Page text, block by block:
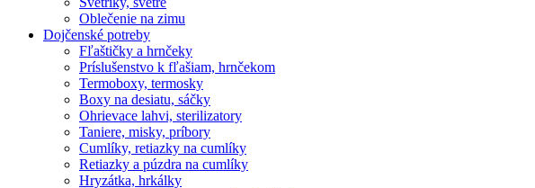
Oblečenie na zimu
Dojčenské potreby
Fľaštičky a hrnčeky
Príslušenstvo k fľašiam, hrnčekom
Termoboxy, termosky
Boxy na desiatu, sáčky
Ohrievace lahvi, sterilizatory
Taniere, misky, príbory
Cumlíky, retiazky na cumlíky
Retiazky a púzdra na cumlíky
Hryzátka, hrkálky